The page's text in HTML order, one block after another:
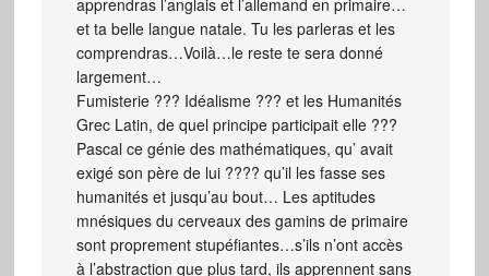
et ta belle langue natale. Tu les parleras et les
comprendras…Voilà…le reste te sera donné
largement…
Fumisterie ??? Idéalisme ??? et les Humanités
Grec Latin, de quel principe participait elle ???
Pascal ce génie des mathématiques, qu’ avait
exigé son père de lui ???? qu’il les fasse ses
humanités et jusqu’au bout… Les aptitudes
mnésiques du cerveaux des gamins de primaire
sont proprement stupéfiantes…s’ils n’ont accès
à l’abstraction que plus tard, ils apprennent sans